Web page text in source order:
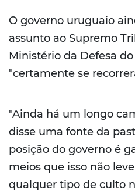
O governo uruguaio
assunto ao Supremo
Ministério da Defesa
"certamente se
"Ainda há um longo
disse uma fonte da
posição do governo é
meios que isso não
qualquer tipo de culto